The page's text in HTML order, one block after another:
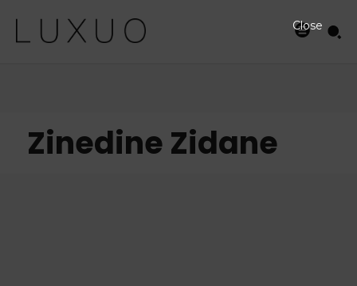
Zinedine Zidane
Close